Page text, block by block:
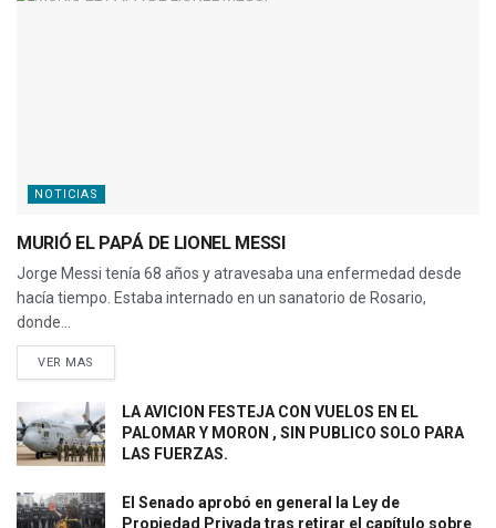
NOTICIAS
MURIÓ EL PAPÁ DE LIONEL MESSI
Jorge Messi tenía 68 años y atravesaba una enfermedad desde
hacía tiempo. Estaba internado en un sanatorio de Rosario,
donde...
VER MAS
LA AVICION FESTEJA CON VUELOS EN EL
PALOMAR Y MORON , SIN PUBLICO SOLO PARA
LAS FUERZAS.
El Senado aprobó en general la Ley de
Propiedad Privada tras retirar el capítulo sobre